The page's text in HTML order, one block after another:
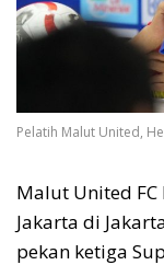
Pelatih Malut United,
Malut United
Jakarta di
pekan ketiga